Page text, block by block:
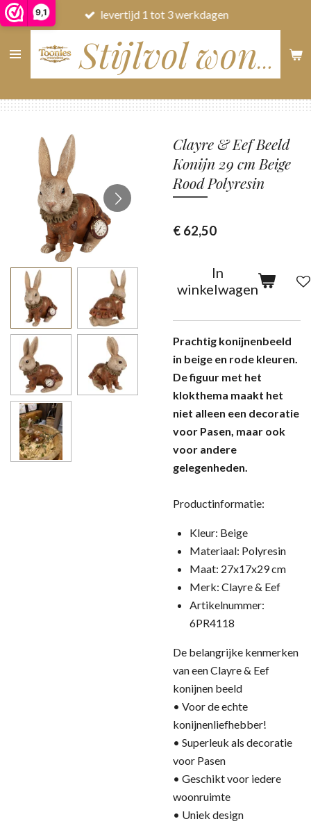
9,1
Ga
direct
naar
Stijlvol wonen
levertijd 1 tot 3 werkdagen
Clayre & Eef Beeld
Konijn 29 cm Beige
Rood Polyresin
€ 62,50
In
winkelwagen
Prachtig konijnenbeeld
in beige en rode kleuren.
De figuur met het
klokthema maakt het
niet alleen een decoratie
voor Pasen, maar ook
voor andere
gelegenheden.
Productinformatie:
Kleur: Beige
Materiaal: Polyresin
Maat: 27x17x29 cm
Merk: Clayre & Eef
Artikelnummer:
6PR4118
De belangrijke kenmerken
van een Clayre & Eef
konijnen beeld
• Voor de echte
konijnenliefhebber!
• Superleuk als decoratie
voor Pasen
• Geschikt voor iedere
woonruimte
• Uniek design